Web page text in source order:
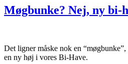
Møgbunke? Nej, ny bi-
Det ligner måske nok en
en ny høj i vores Bi-Have.